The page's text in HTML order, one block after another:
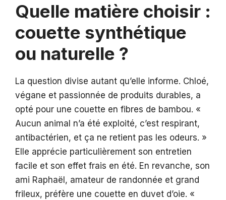
Quelle matière choisir :
couette synthétique
ou naturelle ?
La question divise autant qu’elle informe. Chloé,
végane et passionnée de produits durables, a
opté pour une couette en fibres de bambou. «
Aucun animal n’a été exploité, c’est respirant,
antibactérien, et ça ne retient pas les odeurs. »
Elle apprécie particulièrement son entretien
facile et son effet frais en été. En revanche, son
ami Raphaël, amateur de randonnée et grand
frileux, préfère une couette en duvet d’oie. «